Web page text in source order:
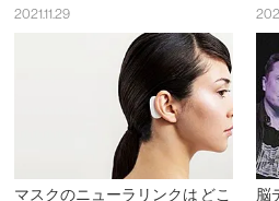
2021.11.29
マスクのニューラリンクは どこ
脳